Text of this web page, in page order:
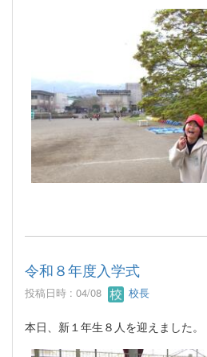
令和８年度入学式
投稿日時 : 04/08 校長
本日、新１年生８人を迎えました。